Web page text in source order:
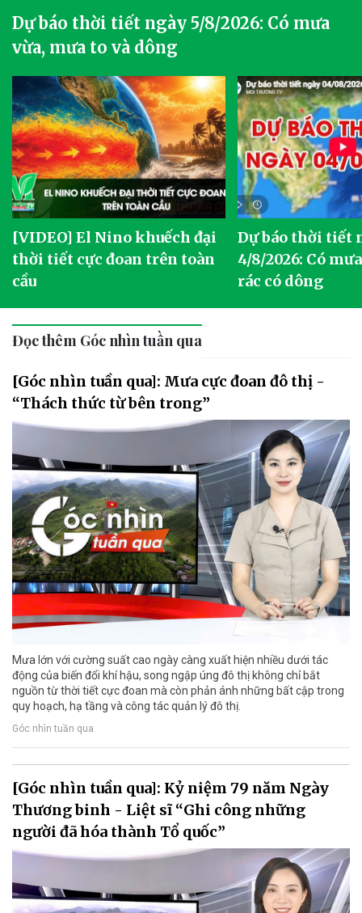
Dự báo thời tiết ngày 5/8/2026: Có mưa
vừa, mưa to và dông
[VIDEO] El Nino khuếch đại
thời tiết cực đoan trên toàn
cầu
Dự báo thời tiết
4/8/2026: Có
rác có dông
Đọc thêm Góc nhìn tuần qua
[Góc nhìn tuần qua]: Mưa cực đoan đô thị -
“Thách thức từ bên trong”
Mưa lớn với cường suất cao ngày càng xuất hiện nhiều dưới tác
động của biến đổi khí hậu, song ngập úng đô thị không chỉ bắt
nguồn từ thời tiết cực đoan mà còn phản ánh những bất cập trong
quy hoạch, hạ tầng và công tác quản lý đô thị.
Góc nhìn tuần qua
[Góc nhìn tuần qua]: Kỷ niệm 79 năm Ngày
Thương binh - Liệt sĩ “Ghi công những
người đã hóa thành Tổ quốc”